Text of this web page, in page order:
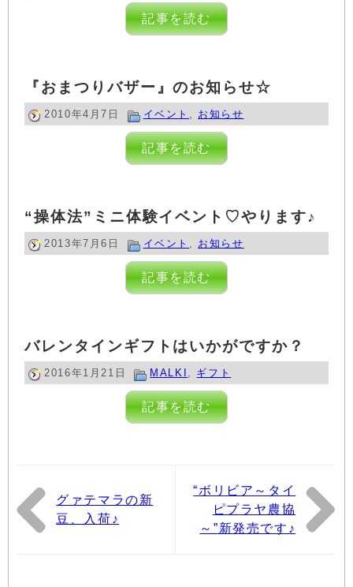
記事を読む
『おまつりバザー』のお知らせ☆
2010年4月7日 イベント お知らせ
記事を読む
“操体法”ミニ体験イベント♡やります♪
2013年7月6日 イベント お知らせ
記事を読む
バレンタインギフトはいかがですか？
2016年1月21日 MALKI ギフト
記事を読む
グァテマラの新
豆、入荷♪
“ボリビア～タイ
ピプラヤ農協
～”新発売です♪